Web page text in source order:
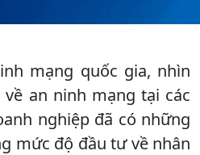
mạng quốc gia, nhìn
an ninh mạng tại các
nghiệp đã có những
mức độ đầu tư về nhân